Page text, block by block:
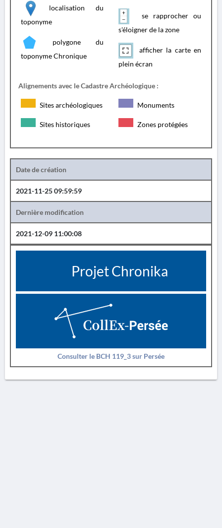
localisation du
toponyme
polygone du
toponyme Chronique
se rapprocher ou
s'éloigner de la zone
afficher la carte en
plein écran
Alignements avec le Cadastre Archéologique :
Sites archéologiques Monuments
Sites historiques Zones protégées
Date de création
2021-11-25 09:59:59
Dernière modification
2021-12-09 11:00:08
Projet Chronika
Consulter le BCH 119_3 sur Persée